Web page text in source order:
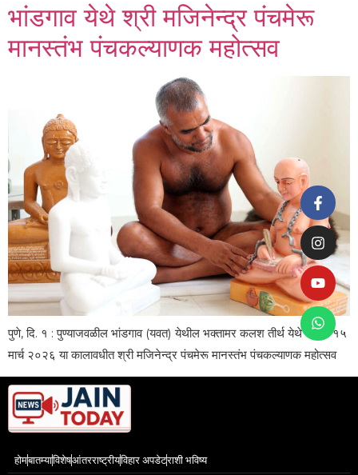
भांडगाव येथे श्री मजिनेन्द्र पंचमेरू
मानस्तंभ पंचकल्याणक महोत्सव
पुणे, दि. १ : पुण्याजवळील भांडगाव (यवत) येथील भक्तामर कलश तीर्थ येथे ११ ते १५
मार्च २०२६ या कालावधीत श्री मजिनेन्द्र पंचमेरू मानस्तंभ पंचकल्याणक महोत्सव
होमबातम्याविशेषआंतरराष्ट्रीयविहार अपडेटराशी भविष्य